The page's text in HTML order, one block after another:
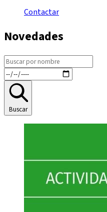
Contactar
Novedades
Buscar